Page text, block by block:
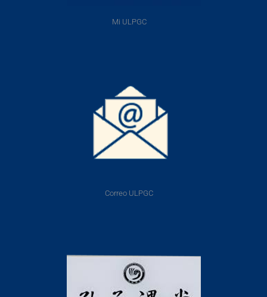
Mi ULPGC
Correo ULPGC